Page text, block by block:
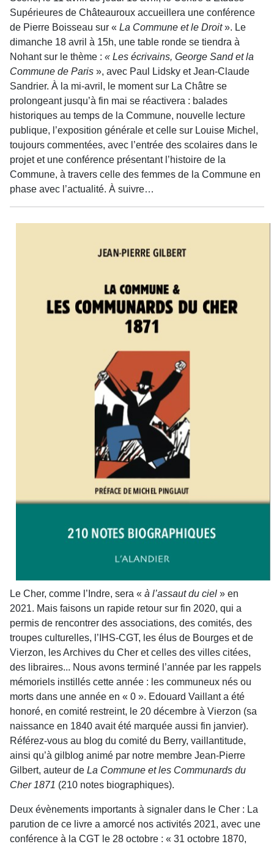
Supérieures de Châteauroux accueillera une conférence
de Pierre Boisseau sur « La Commune et le Droit». Le
dimanche 18 avril à 15h, une table ronde se tiendra à
Nohant sur le thème : « Les écrivains, George Sand et la
Commune de Paris », avec Paul Lidsky et Jean-Claude
Sandrier. À la mi-avril, le moment sur La Châtre se
prolongeant jusqu’à fin mai se réactivera : balades
historiques au temps de la Commune, nouvelle lecture
publique, l’exposition générale et celle sur Louise Michel,
toujours commentées, avec l’entrée des scolaires dans le
projet et une conférence présentant l’histoire de la
Commune, à travers celle des femmes de la Commune en
phase avec l’actualité. À suivre…
Le Cher, comme l’Indre, sera « à l’assaut du ciel » en
2021. Mais faisons un rapide retour sur fin 2020, qui a
permis de rencontrer des associations, des comités, des
troupes culturelles, l’IHS-CGT, les élus de Bourges et de
Vierzon, les Archives du Cher et celles des villes citées,
des libraires... Nous avons terminé l’année par les rappels
mémoriels instillés cette année : les communeux nés ou
morts dans une année en « 0 ». Edouard Vaillant a été
honoré, en comité restreint, le 20 décembre à Vierzon (sa
naissance en 1840 avait été marquée aussi fin janvier).
Référez-vous au blog du comité du Berry, vaillantitude,
ainsi qu’à gilblog animé par notre membre Jean-Pierre
Gilbert, auteur de La Commune et les Communards du
Cher 1871 (210 notes biographiques).
Deux évènements importants à signaler dans le Cher : La
parution de ce livre a amorcé nos activités 2021, avec une
conférence à la CGT le 28 octobre : « 31 octobre 1870,